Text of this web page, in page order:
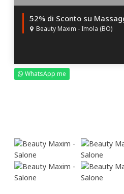
52% di Sconto su
Beauty Maxim - Imola (BO)
WhatsApp me